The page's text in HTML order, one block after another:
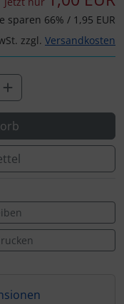
sparen 66% / 1,95 EUR
zzgl. Versandkosten